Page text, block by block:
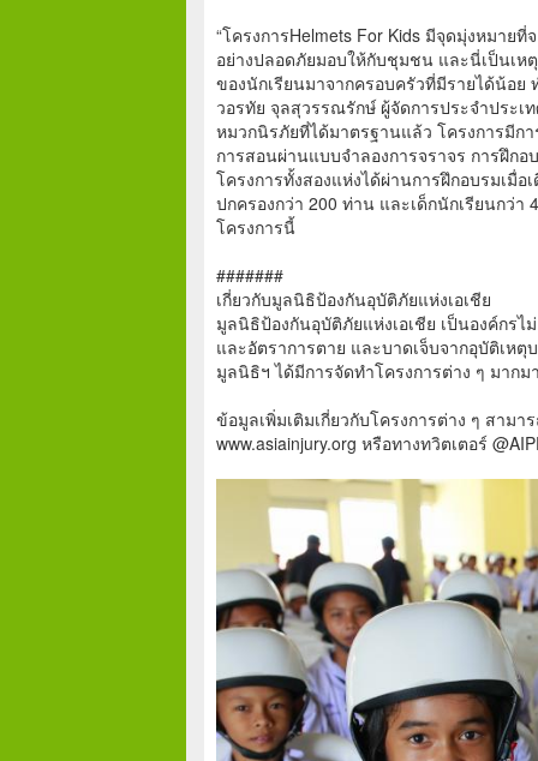
“โครงการHelmets For Kids มีจุดมุ่งหมา
อย่างปลอดภัยมอบให้กับชุมชน และนี่เป็นเหตุ
ของนักเรียนมาจากครอบครัวที่มีรายได้น้อย
วอรทัย จุลสุวรรณรักษ์ ผู้จัดการประจำประเ
หมวกนิรภัยที่ได้มาตรฐานแล้ว โครงการมีก
การสอนผ่านแบบจำลองการจราจร การฝึก
โครงการทั้งสองแห่งได้ผ่านการฝึกอบรมเ
ปกครองกว่า 200 ท่าน และเด็กนักเรียนกว่
โครงการนี้
#######
เกี่ยวกับมูลนิธิป้องกันอุบัติภัยแห่งเอเชีย
มูลนิธิป้องกันอุบัติภัยแห่งเอเชีย เป็นองค์กร
และอัตราการตาย และบาดเจ็บจากอุบัติเห
มูลนิธิฯ ได้มีการจัดทำโครงการต่าง ๆ มาก
ข้อมูลเพิ่มเติมเกี่ยวกับโครงการต่าง ๆ สามา
www.asiainjury.org หรือทางทวิตเตอร์